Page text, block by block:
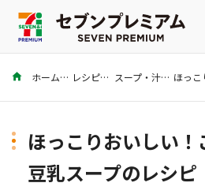
商品を探す
ホーム レシピ スープ・汁
ほっこりおいしい
豆乳スープのレシピ